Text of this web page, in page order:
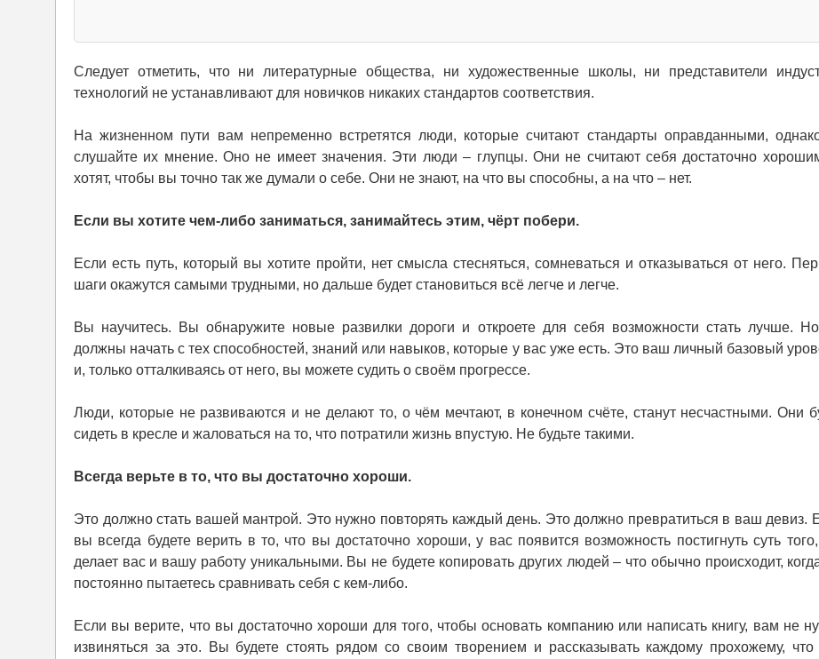
Следует отметить, что ни литературные общества, ни художественные школы, ни представители
технологий не устанавливают для новичков никаких стандартов соответствия.
На жизненном пути вам непременно встретятся люди, которые считают стандарты оправданными,
слушайте их мнение. Оно не имеет значения. Эти люди – глупцы. Они не считают себя достаточно
хотят, чтобы вы точно так же думали о себе. Они не знают, на что вы способны, а на что – нет.
Если вы хотите чем-либо заниматься, занимайтесь этим, чёрт побери.
Если есть путь, который вы хотите пройти, нет смысла стесняться, сомневаться и отказываться от него.
шаги окажутся самыми трудными, но дальше будет становиться всё легче и легче.
Вы научитесь. Вы обнаружите новые развилки дороги и откроете для себя возможности стать лучше.
должны начать с тех способностей, знаний или навыков, которые у вас уже есть. Это ваш личный базовый
и, только отталкиваясь от него, вы можете судить о своём прогрессе.
Люди, которые не развиваются и не делают то, о чём мечтают, в конечном счёте, станут несчастными. Они
сидеть в кресле и жаловаться на то, что потратили жизнь впустую. Не будьте такими.
Всегда верьте в то, что вы достаточно хороши.
Это должно стать вашей мантрой. Это нужно повторять каждый день. Это должно превратиться в ваш девиз.
вы всегда будете верить в то, что вы достаточно хороши, у вас появится возможность постигнуть суть
делает вас и вашу работу уникальными. Вы не будете копировать других людей – что обычно происходит,
постоянно пытаетесь сравнивать себя с кем-либо.
Если вы верите, что вы достаточно хороши для того, чтобы основать компанию или написать книгу, вам не
извиняться за это. Вы будете стоять рядом со своим творением и рассказывать каждому прохожему, что